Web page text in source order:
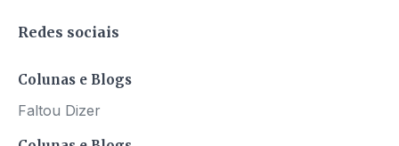
Redes sociais
Colunas e Blogs
Faltou Dizer